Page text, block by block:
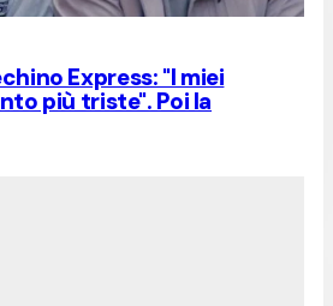
Express: "I miei
più triste". Poi la